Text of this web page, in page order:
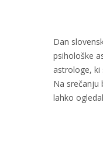
Dan
psihološke
astrologe, ki
Na srečanju
lahko